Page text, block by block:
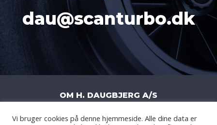
dau@scanturbo.dk
OM H. DAUGBJERG A/S
H. DAUGBJERG A/S | LITERBUEN 11J |
Vi bruger cookies på denne hjemmeside. Alle dine data er